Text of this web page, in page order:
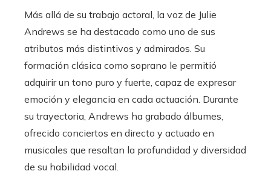
Más allá de su trabajo actoral, la voz de Julie
Andrews se ha destacado como uno de sus
atributos más distintivos y admirados. Su
formación clásica como soprano le permitió
adquirir un tono puro y fuerte, capaz de expresar
emoción y elegancia en cada actuación. Durante
su trayectoria, Andrews ha grabado álbumes,
ofrecido conciertos en directo y actuado en
musicales que resaltan la profundidad y diversidad
de su habilidad vocal.